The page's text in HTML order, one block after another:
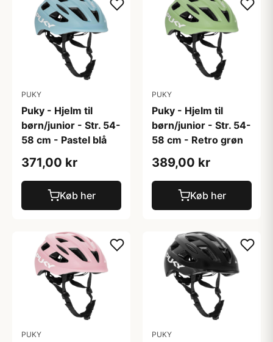
PUKY
Puky - Hjelm til
børn/junior - Str. 54-
58 cm - Pastel blå
371,00 kr
Køb her
PUKY
Puky - Hjelm til
børn/junior - Str. 54-
58 cm - Retro grøn
389,00 kr
Køb her
PUKY PUKY